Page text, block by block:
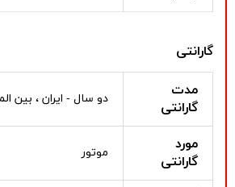
گارانتی
مدت
گارانتی
دو سال - ایران ، بین
مورد
گارانتی
موتور